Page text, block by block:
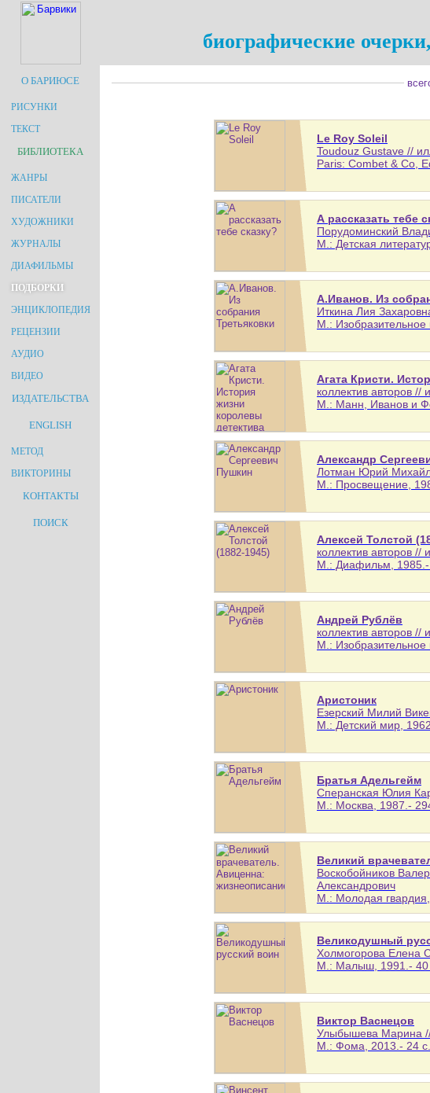
биографические
О БАРИЮСЕ
РИСУНКИ
ТЕКСТ
БИБЛИОТЕКА
ЖАНРЫ
ПИСАТЕЛИ
ХУДОЖНИКИ
ЖУРНАЛЫ
ДИАФИЛЬМЫ
ПОДБОРКИ
ЭНЦИКЛОПЕДИЯ
РЕЦЕНЗИИ
АУДИО
ВИДЕО
ИЗДАТЕЛЬСТВА
ENGLISH
МЕТОД
ВИКТОРИНЫ
КОНТАКТЫ
ПОИСК
Le Roy Soleil
Toudouz Gustave //
Paris: Combet & Co,
А рассказать тебе
Порудоминский
М.: Детская
А.Иванов. Из
Иткина Лия
М.: Изобразительное
Агата Кристи.
коллектив авторов //
М.: Манн, Иванов и
Александр
Лотман Юрий
М.: Просвещение,
Алексей Толстой
коллектив авторов //
М.: Диафильм, 1985.-
Андрей Рублёв
коллектив авторов //
М.: Изобразительное
Аристоник
Езерский Милий
М.: Детский мир,
Братья Адельгейм
Сперанская Юлия
М.: Москва, 1987.-
Великий
Воскобойников
Александрович
М.: Молодая
Великодушный
Холмогорова Елена
М.: Малыш, 1991.- 40
Виктор Васнецов
Улыбышева Марина
М.: Фома, 2013.- 24 с.